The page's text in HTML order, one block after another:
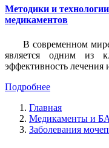
Методики и
медикаментов
В современном
является одним из
эффективность лечения
Подробнее
Главная
Медикаменты и
Заболевания